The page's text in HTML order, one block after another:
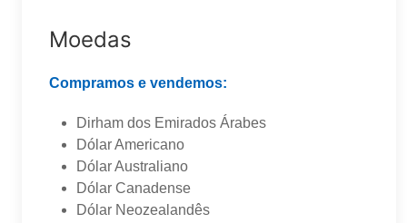
Moedas
Compramos e vendemos:
Dirham dos Emirados Árabes
Dólar Americano
Dólar Australiano
Dólar Canadense
Dólar Neozealandês